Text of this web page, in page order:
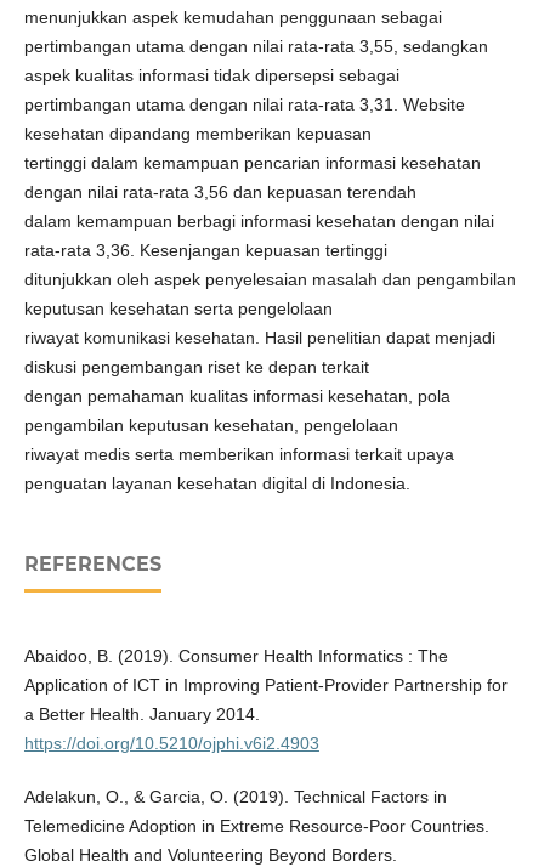
menunjukkan aspek kemudahan penggunaan sebagai
pertimbangan utama dengan nilai rata-rata 3,55, sedangkan
aspek kualitas informasi tidak dipersepsi sebagai
pertimbangan utama dengan nilai rata-rata 3,31. Website
kesehatan dipandang memberikan kepuasan
tertinggi dalam kemampuan pencarian informasi kesehatan
dengan nilai rata-rata 3,56 dan kepuasan terendah
dalam kemampuan berbagi informasi kesehatan dengan nilai
rata-rata 3,36. Kesenjangan kepuasan tertinggi
ditunjukkan oleh aspek penyelesaian masalah dan pengambilan
keputusan kesehatan serta pengelolaan
riwayat komunikasi kesehatan. Hasil penelitian dapat menjadi
diskusi pengembangan riset ke depan terkait
dengan pemahaman kualitas informasi kesehatan, pola
pengambilan keputusan kesehatan, pengelolaan
riwayat medis serta memberikan informasi terkait upaya
penguatan layanan kesehatan digital di Indonesia.
REFERENCES
Abaidoo, B. (2019). Consumer Health Informatics : The
Application of ICT in Improving Patient-Provider Partnership for
a Better Health. January 2014.
https://doi.org/10.5210/ojphi.v6i2.4903
Adelakun, O., & Garcia, O. (2019). Technical Factors in
Telemedicine Adoption in Extreme Resource-Poor Countries.
Global Health and Volunteering Beyond Borders.